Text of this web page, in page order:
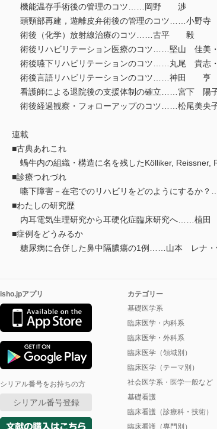
機能温存手術後の管理のコツ……岡野 渉
頭頸部再建，遊離皮弁術後の管理のコツ……小野寺
術後（化学）放射線治療のコツ……古平 毅
術後リハビリテーション医療のコツ……堅山 佳美
術後嚥下リハビリテーションのコツ……丸尾 貴志
術後言語リハビリテーションのコツ……神田 亨
看護師による退院後の支援体制の確立……宮下 陽
術後経過観察・フォローアップのコツ……松尾美央
連載
■古典あれこれ
蝸牛内の組織・構造に名を残したKölliker,
■診療つれづれ
嚥下障害－在宅でのリハビリをどのようにする
■わたしの研究歴
内耳電気生理研究から耳硬化症臨床研究へ……植
■症例をどうみるか
糖尿病に合併した鼻中隔膿瘍の1例……山本 レナ・
isho.jpアプリ
シリアル番号をお持ちの方
シリアル番号登録
カテゴリー
基礎医学系
臨床医学・内科系
臨床医学・外科系
臨床医学（領域別）
臨床医学（テーマ別）
社会医学系・医学一般など
基礎看護
臨床看護（診療科・技術）
臨床看護（専門別）